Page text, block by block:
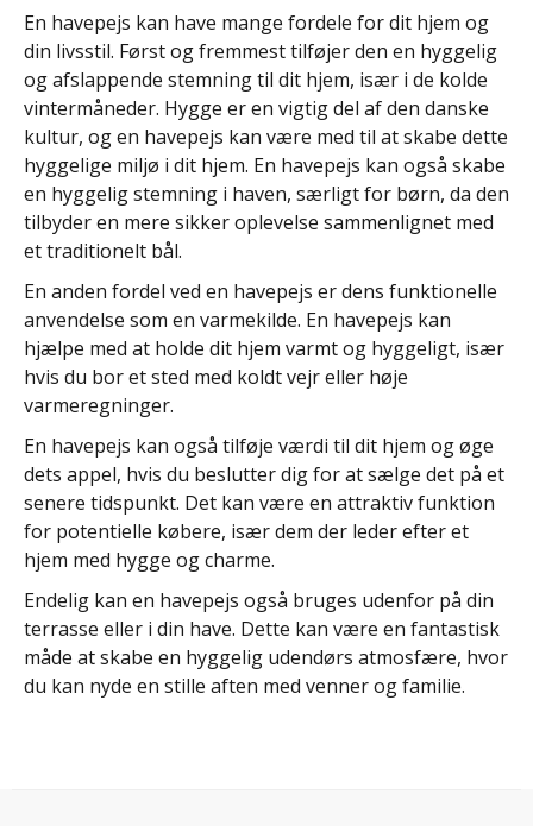
En havepejs kan have mange fordele for dit hjem og
din livsstil. Først og fremmest tilføjer den en hyggelig
og afslappende stemning til dit hjem, især i de kolde
vintermåneder. Hygge er en vigtig del af den danske
kultur, og en havepejs kan være med til at skabe dette
hyggelige miljø i dit hjem. En havepejs kan også skabe
en hyggelig stemning i haven, særligt for børn, da den
tilbyder en mere sikker oplevelse sammenlignet med
et traditionelt bål.
En anden fordel ved en havepejs er dens funktionelle
anvendelse som en varmekilde. En havepejs kan
hjælpe med at holde dit hjem varmt og hyggeligt, især
hvis du bor et sted med koldt vejr eller høje
varmeregninger.
En havepejs kan også tilføje værdi til dit hjem og øge
dets appel, hvis du beslutter dig for at sælge det på et
senere tidspunkt. Det kan være en attraktiv funktion
for potentielle købere, især dem der leder efter et
hjem med hygge og charme.
Endelig kan en havepejs også bruges udenfor på din
terrasse eller i din have. Dette kan være en fantastisk
måde at skabe en hyggelig udendørs atmosfære, hvor
du kan nyde en stille aften med venner og familie.